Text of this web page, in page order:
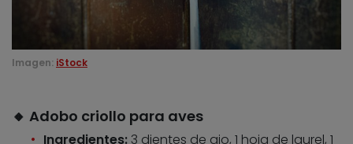
Imagen: iStock
🔸 Adobo criollo para aves
Ingredientes: 3 dientes de ajo, 1 hoja de laurel, 1